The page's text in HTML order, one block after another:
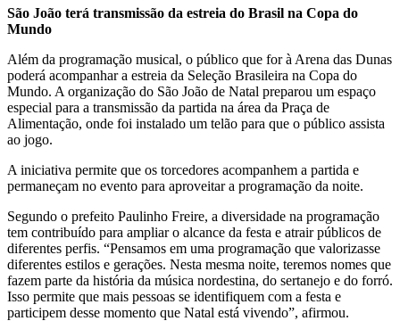
São João terá transmissão da estreia do Brasil na Copa do
Mundo
Além da programação musical, o público que for à Arena das Dunas
poderá acompanhar a estreia da Seleção Brasileira na Copa do
Mundo. A organização do São João de Natal preparou um espaço
especial para a transmissão da partida na área da Praça de
Alimentação, onde foi instalado um telão para que o público assista
ao jogo.
A iniciativa permite que os torcedores acompanhem a partida e
permaneçam no evento para aproveitar a programação da noite.
Segundo o prefeito Paulinho Freire, a diversidade na programação
tem contribuído para ampliar o alcance da festa e atrair públicos de
diferentes perfis. “Pensamos em uma programação que valorizasse
diferentes estilos e gerações. Nesta mesma noite, teremos nomes que
fazem parte da história da música nordestina, do sertanejo e do forró.
Isso permite que mais pessoas se identifiquem com a festa e
participem desse momento que Natal está vivendo”, afirmou.